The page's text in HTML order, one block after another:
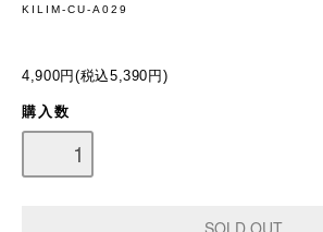
KILIM-CU-A029
4,900円(税込5,390円)
購入数